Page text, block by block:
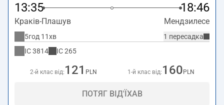
13:35 18:46
Краків-Плашув Мендзилесе
1 пересадка
5год 11хв
IC3814 IC265
2-й клас від: 121 PLN 1-й клас від: 160 PLN
ПОТЯГ ВІД'ЇХАВ